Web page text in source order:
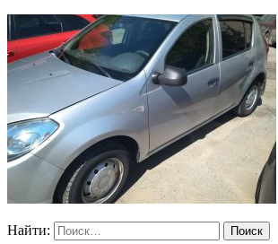
Найти: